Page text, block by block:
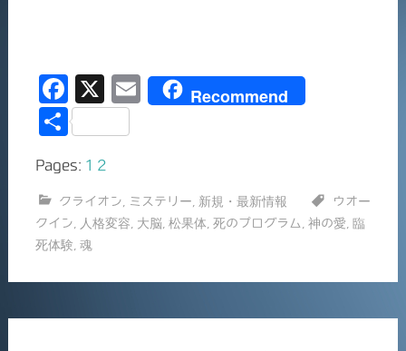
F
a
e
b
o
k
X
E
Recommend
共
Pages: 1 2
クライオン ミステリー 新規・最新情報
ウオー
クイン
人格変容 大脳 松果体 死のプログラム 神の愛
臨
死体験 魂